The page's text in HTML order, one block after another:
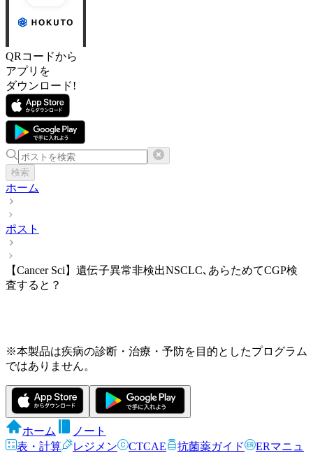
QRコードから
アプリを
ダウンロード!
検索
ホーム
ポスト
【Cancer Sci】遺伝子異常非検出NSCLC､あらためてCGP検
査すると？
※本製品は疾病の診断・治療・予防を目的としたプログラム
ではありません。
ホーム
ノート
表・計算
レジメン CTCAE 抗菌薬ガイド
ERマニュ